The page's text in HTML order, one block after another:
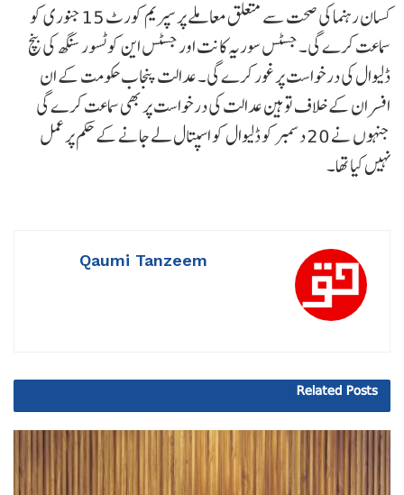
کسان رہنما کی صحت سے متعلق معاملے پر سپریم کورٹ 15 جنوری کو
سماعت کرے گی۔ جسٹس سوریہ کانت اور جسٹس این کوٹسور سنگھ کی بنچ
ڈلیوال کی درخواست پر غور کرے گی۔ عدالت پنجاب حکومت کے ان
افسران کے خلاف توہین عدالت کی درخواست پر بھی سماعت کرے گی
جنہوں نے 20 دسمبر کو ڈلیوال کو اسپتال لے جانے کے حکم پر عمل
نہیں کیا تھا۔
Qaumi Tanzeem
Related Posts